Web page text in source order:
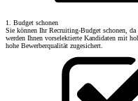
1. Budget schonen
Sie können Ihr Recruiting-Budget schonen,
werden Ihnen vorselektierte Kandidaten mit
hohe Bewerberqualität zugesichert.